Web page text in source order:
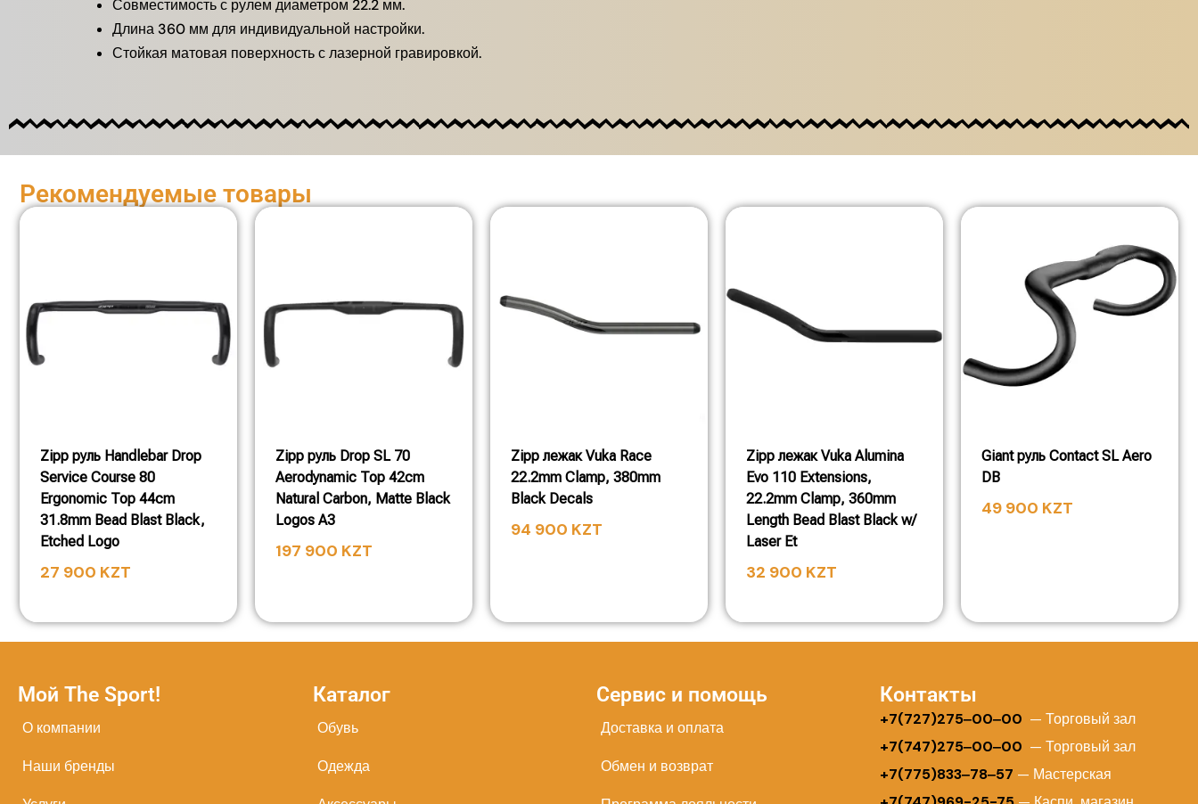
Совместимость с рулем диаметром 22.2 мм.
Длина 360 мм для индивидуальной настройки.
Стойкая матовая поверхность с лазерной гравировкой.
Рекомендуемые товары
Zipp руль Handlebar Drop
Service Course 80
Ergonomic Top 44cm
31.8mm Bead Blast Black,
Etched Logo
27 900 KZT
Zipp руль Drop SL 70
Aerodynamic Top 42cm
Natural Carbon, Matte Black
Logos A3
197 900 KZT
Zipp лежак Vuka Race
22.2mm Clamp, 380mm
Black Decals
94 900 KZT
Zipp лежак Vuka Alumina
Evo 110 Extensions,
22.2mm Clamp, 360mm
Length Bead Blast Black w/
Laser Et
32 900 KZT
Giant руль Contact SL Aero
DB
49 900 KZT
Мой The Sport!
О компании
Наши бренды
Каталог
Обувь
Одежда
Сервис и помощь
Доставка и оплата
Обмен и возврат
Контакты
+7(727)275‒00‒00 — Торговый зал
+7(747)275‒00‒00 — Торговый зал
+7(775)833‒78‒57 — Мастерская